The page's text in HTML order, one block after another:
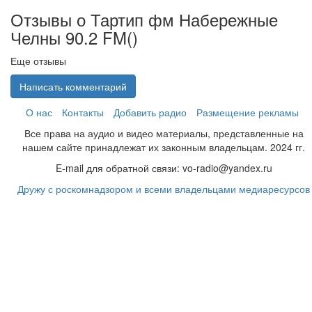
Отзывы о Тартип фм Набережные
Челны 90.2 FM()
Еще отзывы
Написать комментарий
О нас
Контакты Добавить радио
Размещение рекламы
Все права на аудио и видео материалы, представленные на
нашем сайте принадлежат их законным владельцам. 2024 гг.
E-mail для обратной связи: vo-radio@yandex.ru
Дружу с роскомнадзором и всеми владельцами медиаресурсов